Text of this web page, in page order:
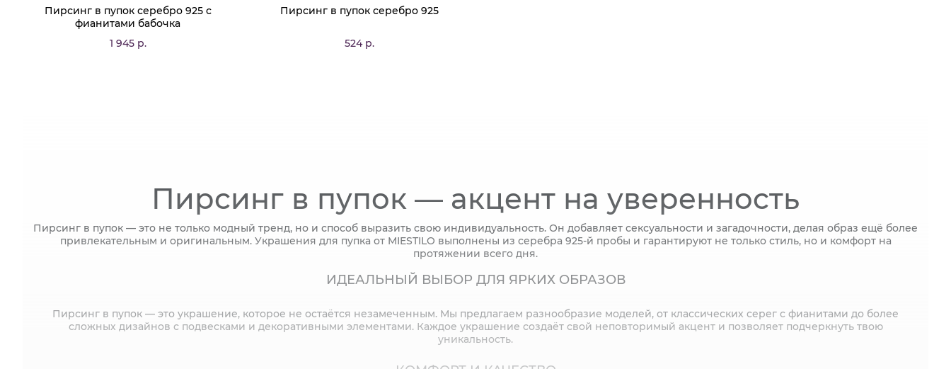
Пирсинг в пупок серебро 925 с
фианитами бабочка
1 945 р.
Пирсинг в пупок серебро 925
524 р.
Пирсинг в пупок — акцент на уверенность
Пирсинг в пупок — это не только модный тренд, но и способ выразить свою индивидуальность. Он добавляет сексуальности и загадочности, делая образ ещё более
привлекательным и оригинальным. Украшения для пупка от MIESTILO выполнены из серебра 925-й пробы и гарантируют не только стиль, но и комфорт на
протяжении всего дня.
ИДЕАЛЬНЫЙ ВЫБОР ДЛЯ ЯРКИХ ОБРАЗОВ
Пирсинг в пупок — это украшение, которое не остаётся незамеченным. Мы предлагаем разнообразие моделей, от классических серег с фианитами до более
сложных дизайнов с подвесками и декоративными элементами. Каждое украшение создаёт свой неповторимый акцент и позволяет подчеркнуть твою
уникальность.